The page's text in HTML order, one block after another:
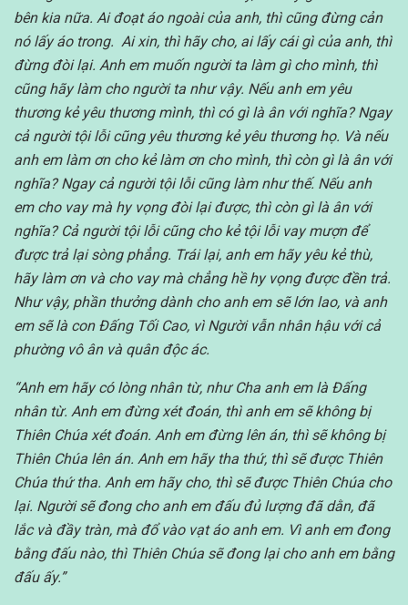
bên kia nữa. Ai đoạt áo ngoài của anh, thì cũng đừng cản
nó lấy áo trong. Ai xin, thì hãy cho, ai lấy cái gì của anh, thì
đừng đòi lại. Anh em muốn người ta làm gì cho mình, thì
cũng hãy làm cho người ta như vậy. Nếu anh em yêu
thương kẻ yêu thương mình, thì có gì là ân với nghĩa? Ngay
cả người tội lỗi cũng yêu thương kẻ yêu thương họ. Và nếu
anh em làm ơn cho kẻ làm ơn cho mình, thì còn gì là ân với
nghĩa? Ngay cả người tội lỗi cũng làm như thế. Nếu anh
em cho vay mà hy vọng đòi lại được, thì còn gì là ân với
nghĩa? Cả người tội lỗi cũng cho kẻ tội lỗi vay mượn để
được trả lại sòng phẳng. Trái lại, anh em hãy yêu kẻ thù,
hãy làm ơn và cho vay mà chẳng hề hy vọng được đền trả.
Như vậy, phần thưởng dành cho anh em sẽ lớn lao, và anh
em sẽ là con Đấng Tối Cao, vì Người vẫn nhân hậu với cả
phường vô ân và quân độc ác.
“Anh em hãy có lòng nhân từ, như Cha anh em là Đấng
nhân từ. Anh em đừng xét đoán, thì anh em sẽ không bị
Thiên Chúa xét đoán. Anh em đừng lên án, thì sẽ không bị
Thiên Chúa lên án. Anh em hãy tha thứ, thì sẽ được Thiên
Chúa thứ tha. Anh em hãy cho, thì sẽ được Thiên Chúa cho
lại. Người sẽ đong cho anh em đấu đủ lượng đã dằn, đã
lắc và đầy tràn, mà đổ vào vạt áo anh em. Vì anh em đong
bằng đấu nào, thì Thiên Chúa sẽ đong lại cho anh em bằng
đấu ấy.”